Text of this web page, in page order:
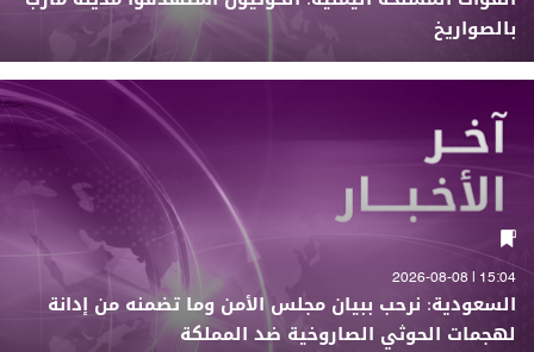
بالصواريخ
15:04 | 2026-08-08
السعودية: نرحب ببيان مجلس الأمن وما تضمنه من إدانة
لهجمات الحوثي الصاروخية ضد المملكة